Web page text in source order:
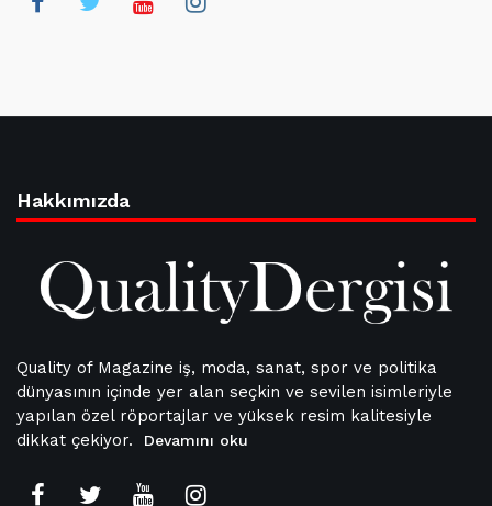
Hakkımızda
Quality of Magazine iş, moda, sanat, spor ve politika
dünyasının içinde yer alan seçkin ve sevilen isimleriyle
yapılan özel röportajlar ve yüksek resim kalitesiyle
dikkat çekiyor.
Devamını oku